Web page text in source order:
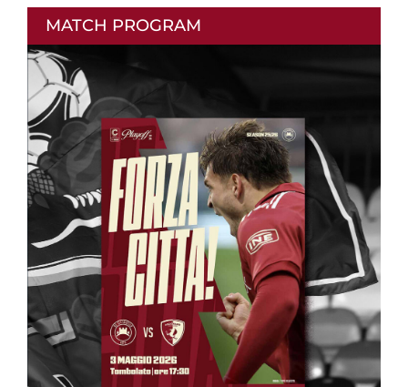
MATCH PROGRAM